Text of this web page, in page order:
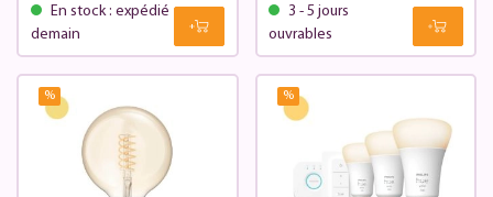
En stock : expédié
demain
3 - 5 jours
ouvrables
% %